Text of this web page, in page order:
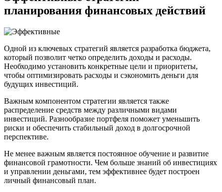
планирования финансовых действий
Одной из ключевых стратегий является разработка бюджета,
который позволит четко определить доходы и расходы.
Необходимо установить конкретные цели и приоритеты,
чтобы оптимизировать расходы и сэкономить деньги для
будущих инвестиций.
Важным компонентом стратегии является также
распределение средств между различными видами
инвестиций. Разнообразие портфеля поможет уменьшить
риски и обеспечить стабильный доход в долгосрочной
перспективе.
Не менее важным является постоянное обучение и развитие
финансовой грамотности. Чем больше знаний об инвестициях
и управлении деньгами, тем эффективнее будет построен
личный финансовый план.